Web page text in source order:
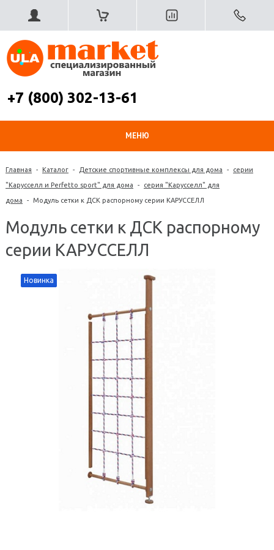
+7 (800) 302-13-61
МЕНЮ
Главная - Каталог - Детские спортивные комплексы для дома - серии
"Карусселл и Perfetto sport" для дома - серия "Карусселл" для
дома - Модуль сетки к ДСК распорному серии КАРУССЕЛЛ
Модуль сетки к ДСК распорному
серии КАРУССЕЛЛ
Новинка